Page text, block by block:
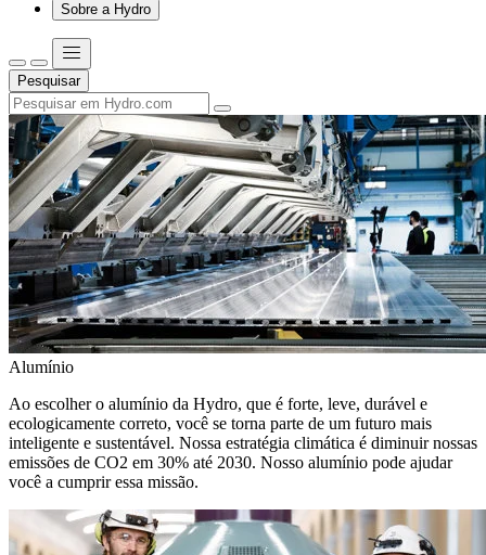
Sobre a Hydro
Pesquisar
Alumínio
Ao escolher o alumínio da Hydro, que é forte, leve, durável e
ecologicamente correto, você se torna parte de um futuro mais
inteligente e sustentável. Nossa estratégia climática é diminuir nossas
emissões de CO2 em 30% até 2030. Nosso alumínio pode ajudar
você a cumprir essa missão.